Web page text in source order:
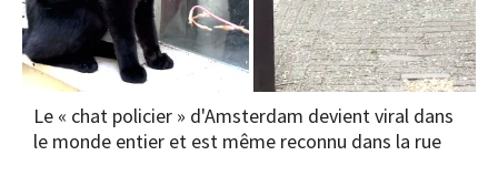
Le « chat policier » d'Amsterdam devient viral dans
le monde entier et est même reconnu dans la rue